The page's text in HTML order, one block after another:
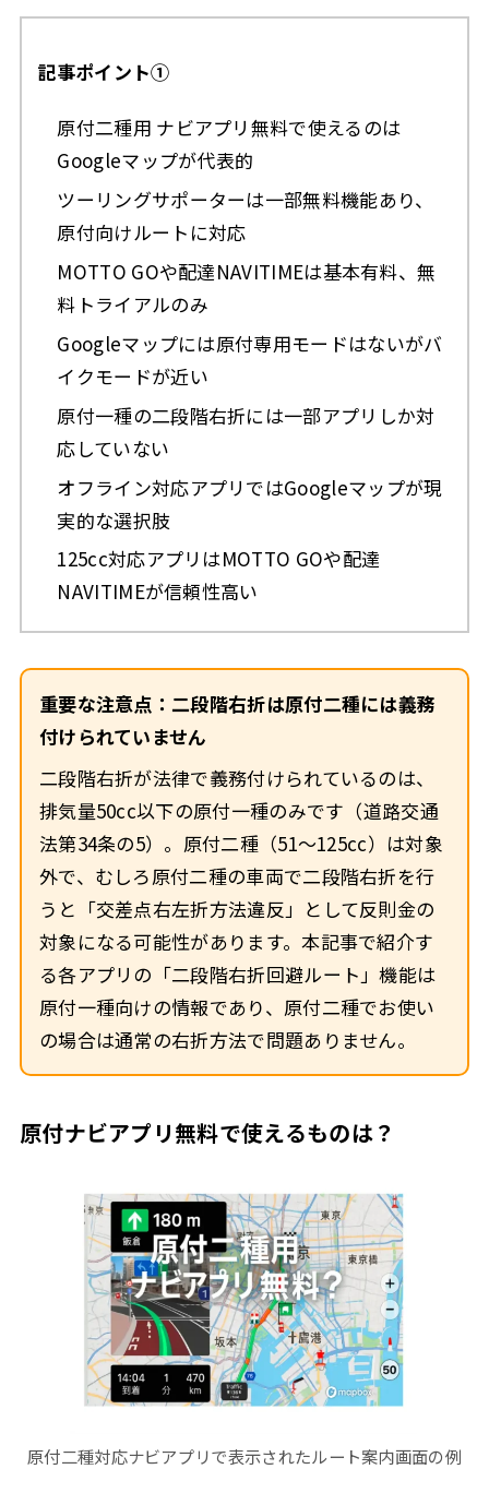
記事ポイント①
原付二種用 ナビアプリ無料で使えるのは
Googleマップが代表的
ツーリングサポーターは一部無料機能あり、
原付向けルートに対応
MOTTO GOや配達NAVITIMEは基本有料、無
料トライアルのみ
Googleマップには原付専用モードはないがバ
イクモードが近い
原付一種の二段階右折には一部アプリしか対
応していない
オフライン対応アプリではGoogleマップが現
実的な選択肢
125cc対応アプリはMOTTO GOや配達
NAVITIMEが信頼性高い
重要な注意点：二段階右折は原付二種には義務
付けられていません
二段階右折が法律で義務付けられているのは、
排気量50cc以下の原付一種のみです（道路交通
法第34条の5）。原付二種（51〜125cc）は対象
外で、むしろ原付二種の車両で二段階右折を行
うと「交差点右左折方法違反」として反則金の
対象になる可能性があります。本記事で紹介す
る各アプリの「二段階右折回避ルート」機能は
原付一種向けの情報であり、原付二種でお使い
の場合は通常の右折方法で問題ありません。
原付ナビアプリ無料で使えるものは？
原付二種対応ナビアプリで表示されたルート案内画面の例